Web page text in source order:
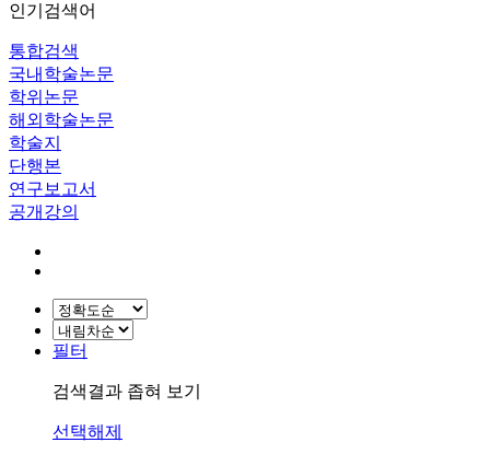
인기검색어
통합검색
국내학술논문
학위논문
해외학술논문
학술지
단행본
연구보고서
공개강의
필터
검색결과 좁혀 보기
선택해제